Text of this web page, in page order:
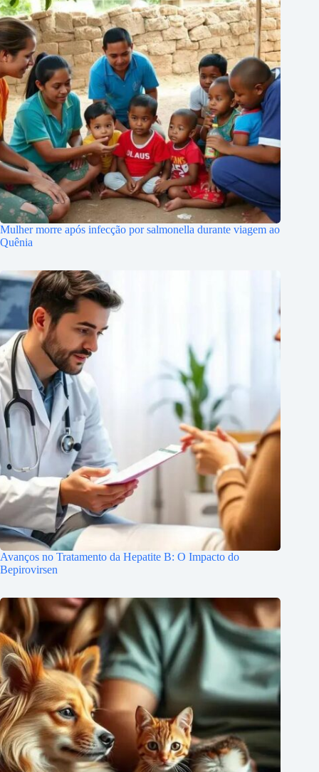
Mulher morre após infecção por salmonella durante viagem ao
Quênia
Avanços no Tratamento da Hepatite B: O Impacto do
Bepirovirsen